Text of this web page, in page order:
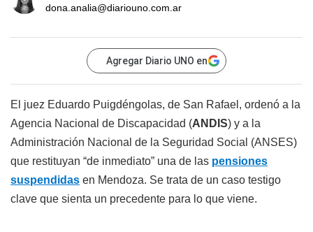
dona.analia@diariouno.com.ar
Agregar Diario UNO en
El juez Eduardo Puigdéngolas, de San Rafael, ordenó a la
Agencia Nacional de Discapacidad (ANDIS) y a la
Administración Nacional de la Seguridad Social (ANSES)
que restituyan “de inmediato” una de las pensiones
suspendidas en Mendoza. Se trata de un caso testigo
clave que sienta un precedente para lo que viene.